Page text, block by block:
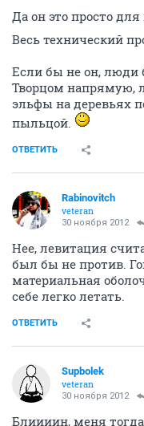
Да он это просто
Весь технический
Если бы не он, люди
Творцом напрямую,
эльфы на деревьях
пыльцой.
ОТВЕТИТЬ
Rabinovitch
veteran
30 ноября 2012
Нее, левитация
был бы не против.
материальная
себе легко летать.
ОТВЕТИТЬ
Supbolek
veteran
30 ноября 2012
Блиииин, меня тогда